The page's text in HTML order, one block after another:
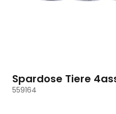
Spardose Tiere
559164